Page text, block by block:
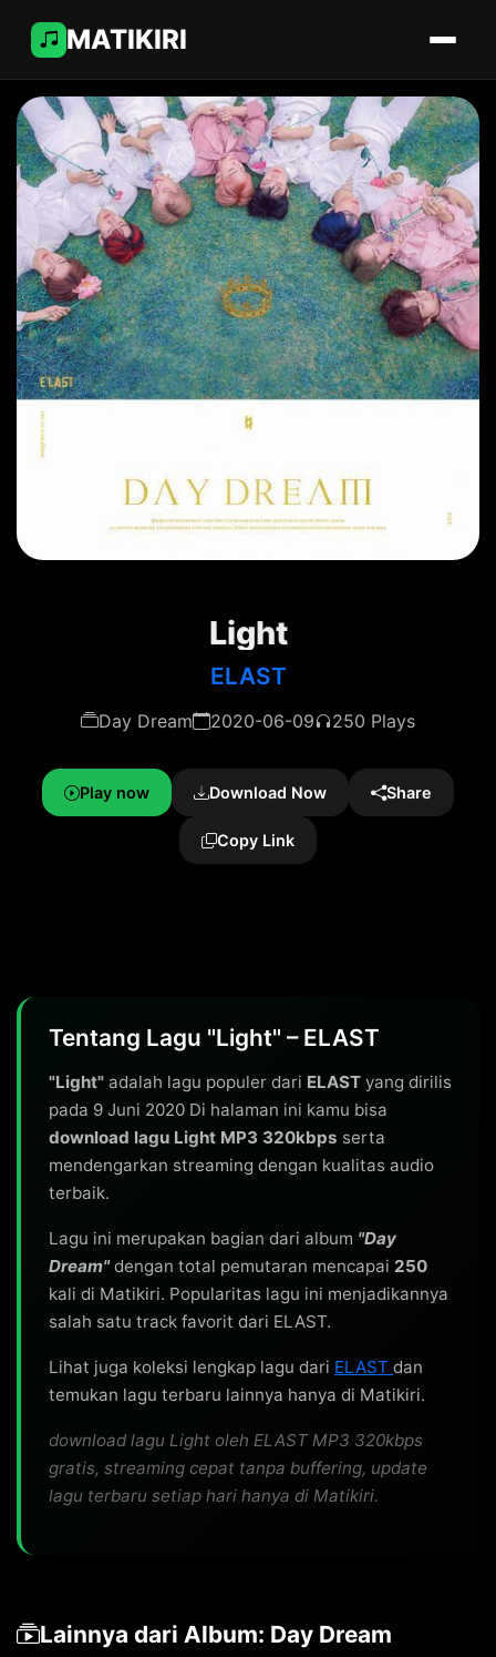
MATIKIRI
Light
ELAST
Day Dream 2020-06-09 250 Plays
Play now Download Now Share
Copy Link
Tentang Lagu "Light" – ELAST
"Light" adalah lagu populer dari ELAST yang dirilis
pada 9 Juni 2020 Di halaman ini kamu bisa
download lagu Light MP3 320kbps serta
mendengarkan streaming dengan kualitas audio
terbaik.
Lagu ini merupakan bagian dari album "Day
Dream"dengan total pemutaran mencapai 250
kali di Matikiri. Popularitas lagu ini menjadikannya
salah satu track favorit dari ELAST.
Lihat juga koleksi lengkap lagu dari ELAST dan
temukan lagu terbaru lainnya hanya di Matikiri.
download lagu Light oleh ELAST MP3 320kbps
gratis, streaming cepat tanpa buffering, update
lagu terbaru setiap hari hanya di Matikiri.
Lainnya dari Album: Day Dream